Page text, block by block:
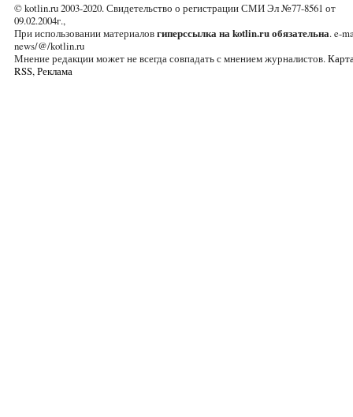
© kotlin.ru 2003-2020. Свидетельство о регистрации СМИ Эл №77-8561 от
09.02.2004г.,
При использовании материаловгиперссылка на kotlin.ru обязательна. e-
news/@/kotlin.ru
Мнение редакции может не всегда совпадать с мнением журналистов.
RSS,Реклама